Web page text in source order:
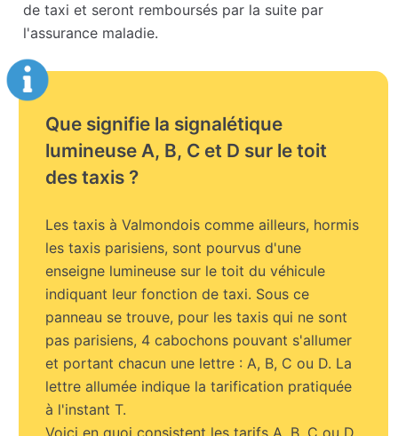
de taxi et seront remboursés par la suite par
l'assurance maladie.
Que signifie la signalétique
lumineuse A, B, C et D sur le toit
des taxis ?
Les taxis à Valmondois comme ailleurs, hormis
les taxis parisiens, sont pourvus d'une
enseigne lumineuse sur le toit du véhicule
indiquant leur fonction de taxi. Sous ce
panneau se trouve, pour les taxis qui ne sont
pas parisiens, 4 cabochons pouvant s'allumer
et portant chacun une lettre : A, B, C ou D. La
lettre allumée indique la tarification pratiquée
à l'instant T.